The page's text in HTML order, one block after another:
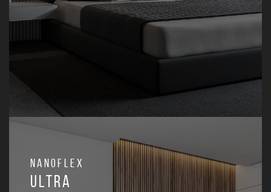
Nanoflex
Ultra